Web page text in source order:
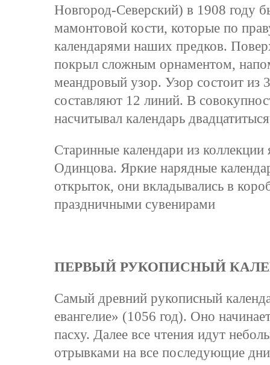
Новгород-Северский) в 1908 году
мамонтовой кости, которые по
календарями наших предков.
покрыл сложным орнаментом,
меандровый узор. Узор состоит
составляют 12 линий. В
насчитывал календарь
Старинные календари из
Одинцова. Яркие нарядные
открыток, они вкладывались в
праздничными сувенирами
ПЕРВЫЙ РУКОПИСНЫЙ
Самый древний рукописный
евангелие» (1056 год). Оно
пасху. Далее все чтения идут
отрывками на все последующие дни